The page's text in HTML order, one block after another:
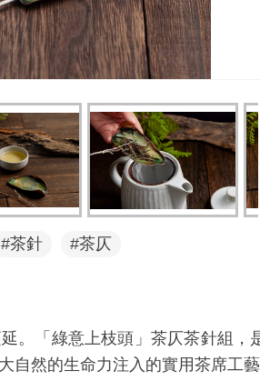
#茶針 #茶仄
。「綠意上枝頭」茶仄茶針組
自然的生命力注入的實用茶席工藝